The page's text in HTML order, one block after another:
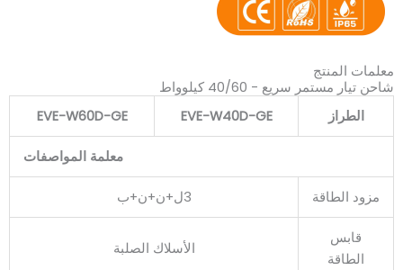
معلمات المنتج
شاحن تيار مستمر سريع - 40/60 كيلوواط
الطراز
EVE-W40D-GE
EVE-W60D-GE
معلمة المواصفات
مزود الطاقة 3ل+ن+ن+ب
قابس
الطاقة
الأسلاك الصلبة